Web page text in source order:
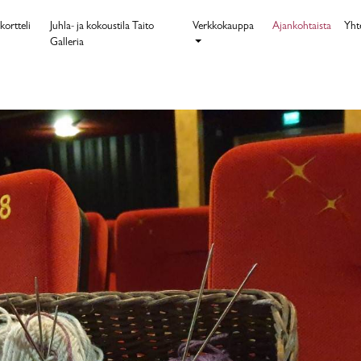
Juhla- ja kokoustila Taito
Galleria
Verkkokauppa Ajankohtaista